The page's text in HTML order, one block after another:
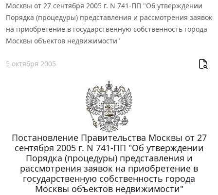
Москвы от 27 сентября 2005 г. N 741-ПП "Об утверждении
Порядка (процедуры) представления и рассмотрения заявок
на приобретение в государственную собственность города
Москвы объектов недвижимости"
5 октября 2005
Постановление Правительства Москвы от 27
сентября 2005 г. N 741-ПП "Об утверждении
Порядка (процедуры) представления и
рассмотрения заявок на приобретение в
государственную собственность города
Москвы объектов недвижимости"